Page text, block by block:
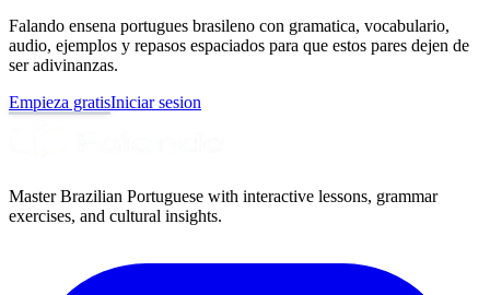
Falando ensena portugues brasileno con gramatica, vocabulario,
audio, ejemplos y repasos espaciados para que estos pares dejen de
ser adivinanzas.
Empieza gratisIniciar sesion
Master Brazilian Portuguese with interactive lessons, grammar
exercises, and cultural insights.